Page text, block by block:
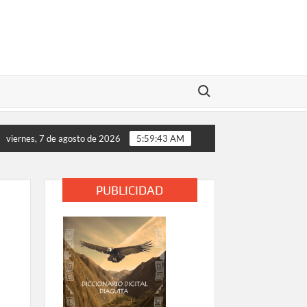
Buscar:
analizan medidas de apoyo tras daños provocados por el
viernes, 7 de agosto de 2026 5:59:44 AM
PUBLICIDAD